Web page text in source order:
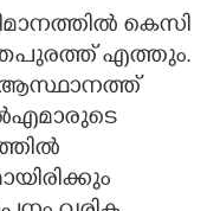
കെസി
എത്തും.
ആസ്ഥാനത്ത്